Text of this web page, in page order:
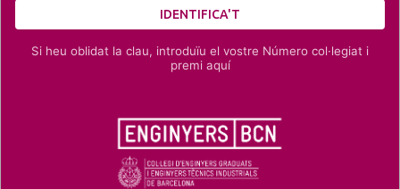
IDENTIFICA'T
Si heu oblidat la clau, introduïu el vostre Número col·legiat i
premi aquí